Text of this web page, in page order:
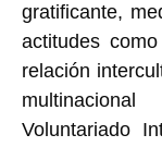
gratificante,
actitudes
relación
Voluntariado